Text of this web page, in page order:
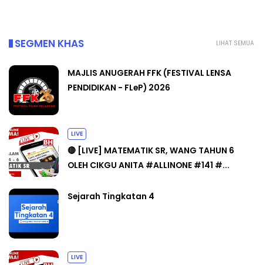
LIHAT SEMUA
SEGMEN KHAS
MAJLIS ANUGERAH FFK (FESTIVAL LENSA
PENDIDIKAN - FLeP) 2026
LIVE
🔴 [LIVE] MATEMATIK SR, WANG TAHUN 6
OLEH CIKGU ANITA #ALLINONE #141 #...
Sejarah Tingkatan 4
LIVE